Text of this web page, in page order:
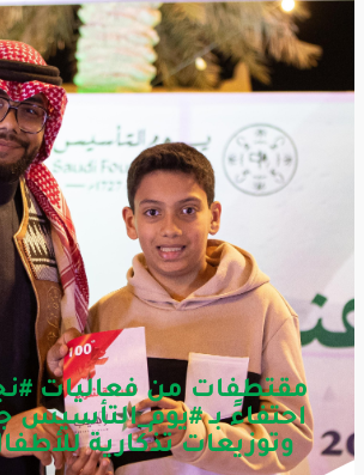
مقتطفات من فعاليات
احتفاءً بـ #يوم_التأسيس
وتوزيعات تذكارية